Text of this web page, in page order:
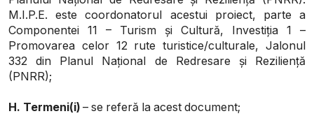
M.I.P.E. este coordonatorul acestui proiect, parte a
Componentei 11 – Turism și Cultură, Investiția 1 –
Promovarea celor 12 rute turistice/culturale, Jalonul
332 din Planul Național de Redresare și Reziliență
(PNRR);
H. Termeni(i) – se referă la acest document;